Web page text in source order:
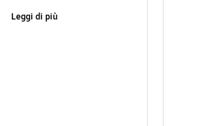
Leggi di più